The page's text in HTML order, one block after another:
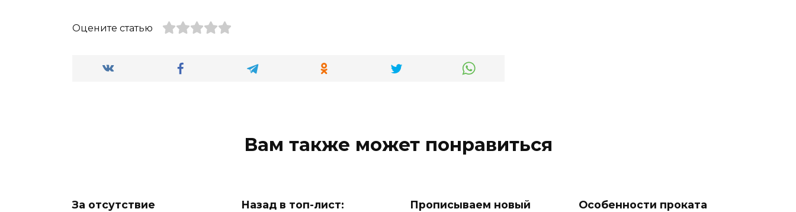
Оцените статью
Вам также может понравиться
За отсутствие
Назад в топ-лист:
Прописываем новый
Особенности проката